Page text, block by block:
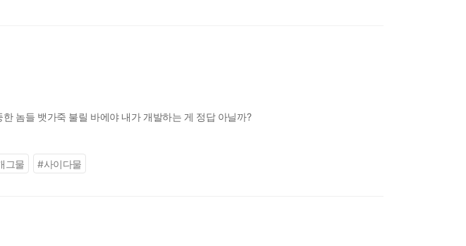
놈들 뱃가죽 불릴 바에야 내가 개발하는 게 정답 아닐까?
그물 #사이다물